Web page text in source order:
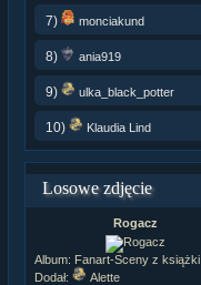
7) monciakund
8) ania919
9) ulka_black_potter
10) Klaudia Lind
Losowe zdjęcie
Rogacz
Album: Fanart-Sceny z książki
Dodał:
Alette